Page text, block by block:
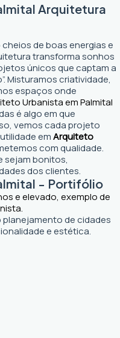
Arquitetura
de boas energias e
transforma sonhos
únicos que captam a
Misturamos criatividade,
espaços onde
Urbanista em Palmital
é algo em que
vemos cada projeto
emArquiteto
com qualidade.
sejam bonitos,
dos clientes.
- Portifólio
de cidades
e estética.